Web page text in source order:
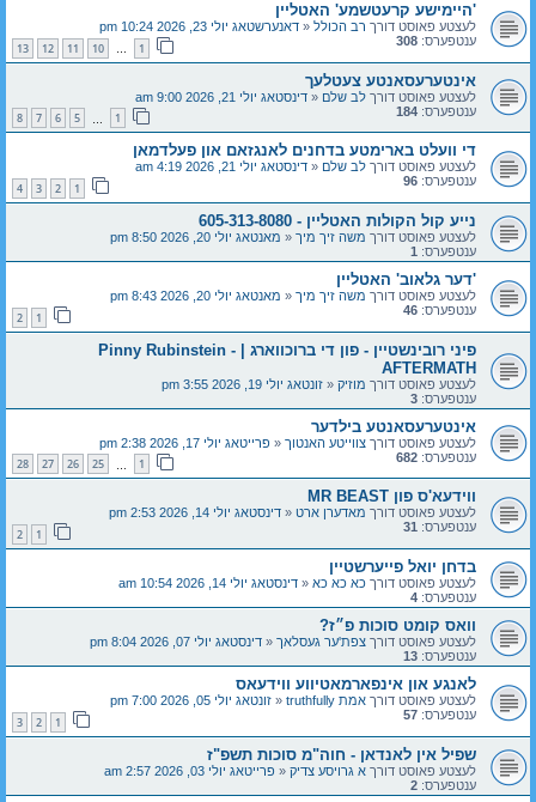
'היימישע קרעטשמע' האטליין
לעצטע פאוסט דורך רב הכולל « דאנערשטאג יולי 23, 2026 10:24 pm
ענטפערס: 308
1
…
10
11
12
13
אינטערעסאנטע צעטלעך
לעצטע פאוסט דורך לב שלם « דינסטאג יולי 21, 2026 9:00 am
ענטפערס: 184
1
5
6
7
8
די וועלט בארימטע בדחנים לאנגזאם און פעלדמאן
לעצטע פאוסט דורך לב שלם « דינסטאג יולי 21, 2026 4:19 am
ענטפערס: 96
1
2
3
4
נייע קול הקולות האטליין - 605-313-8080
לעצטע פאוסט דורך משה זיך מיך « מאנטאג יולי 20, 2026 8:50 pm
ענטפערס: 1
'דער גלאוב' האטליין
לעצטע פאוסט דורך משה זיך מיך « מאנטאג יולי 20, 2026 8:43 pm
ענטפערס: 46
1
2
פיני רובינשטיין - פון די ברוכווארג | Pinny Rubinstein -
AFTERMATH
לעצטע פאוסט דורך מוזיק « זונטאג יולי 19, 2026 3:55 pm
ענטפערס: 3
אינטערעסאנטע בילדער
לעצטע פאוסט דורך צווייטע האנטוך « פרייטאג יולי 17, 2026 2:38 pm
ענטפערס: 682
1
25
26
27
28
ווידעא'ס פון MR BEAST
לעצטע פאוסט דורך מאדערן ארט « דינסטאג יולי 14, 2026 2:53 pm
ענטפערס: 31
1
2
בדחן יואל פייערשטיין
לעצטע פאוסט דורך כא כא כא « דינסטאג יולי 14, 2026 10:54 am
ענטפערס: 4
וואס קומט סוכות פ״ז?
לעצטע פאוסט דורך צפת'ער געסלאך « דינסטאג יולי 07, 2026 8:04 pm
ענטפערס: 13
לאנגע און אינפארמאטיווע ווידעאס
לעצטע פאוסט דורך אמת truthfully « זונטאג יולי 05, 2026 7:00 pm
ענטפערס: 57
1
2
3
שפיל אין לאנדאן - חוה"מ סוכות תשפ"ז
לעצטע פאוסט דורך א גרויסע צדיק « פרייטאג יולי 03, 2026 2:57 am
ענטפערס: 2